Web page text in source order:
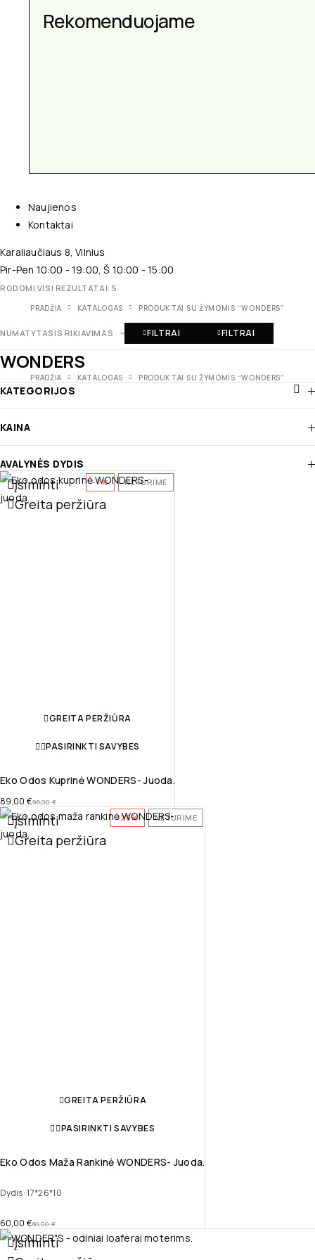
Rekomenduojame
Aksesuarai kiekvienai
progai
Naujienos
Kontaktai
Karaliaučiaus 8, Vilnius
Pir-Pen 10:00 - 19:00, Š 10:00 - 15:00
RODOMI VISI REZULTATAI: 5
PRADŽIA KATALOGAS PRODUKTAI SU ŽYMOMIS “WONDERS”
NUMATYTASIS RIKIAVIMAS FILTRAI FILTRAI
WONDERS
PRADŽIA KATALOGAS PRODUKTAI SU ŽYMOMIS “WONDERS”
KATEGORIJOS
KAINA
AVALYNĖS DYDIS
-7% NETURIME
Įsiminti
Greita peržiūra
GREITA PERŽIŪRA
PASIRINKTI SAVYBES
Eko Odos Kuprinė WONDERS- Juoda.
96,00€
89,00 €
-25% NETURIME
Įsiminti
Greita peržiūra
GREITA PERŽIŪRA
PASIRINKTI SAVYBES
Eko Odos Maža Rankinė WONDERS- Juoda.
Dydis: 17*26*10
80,00€
60,00 €
Įsiminti